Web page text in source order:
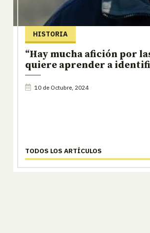
HISTORIA
“Hay mucha afición por
quiere aprender a
10 de Octubre, 2024
TODOS LOS ARTÍCULOS